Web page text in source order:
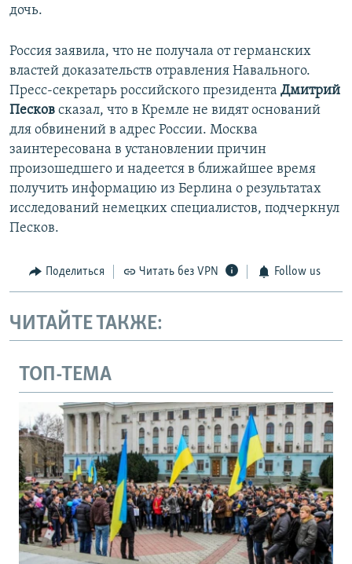
дочь.
Россия заявила, что не получала от германских
властей доказательств отравления Навального.
Пресс-секретарь российского президента Дмитрий
Песков сказал, что в Кремле не видят оснований
для обвинений в адрес России. Москва
заинтересована в установлении причин
произошедшего и надеется в ближайшее время
получить информацию из Берлина о результатах
исследований немецких специалистов, подчеркнул
Песков.
Поделиться Читать без VPN Follow us
ЧИТАЙТЕ ТАКЖЕ:
ТОП-ТЕМА